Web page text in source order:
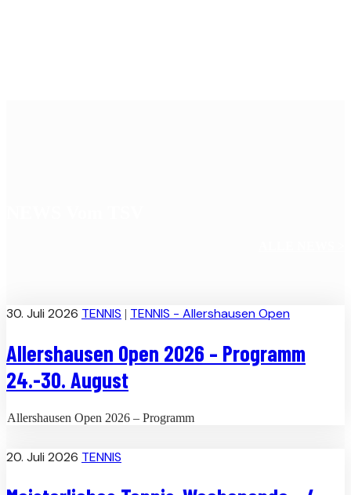
30. Juli 2026 TENNIS | TENNIS - Allershausen Open
Allershausen Open 2026 – Programm
24.-30. August
Allershausen Open 2026 – Programm
20. Juli 2026 TENNIS